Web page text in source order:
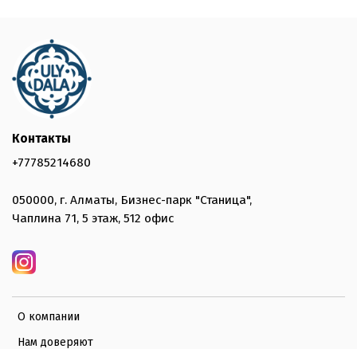
О компании
Нам доверяют
Контакты
+77785214680
050000, г. Алматы, Бизнес-парк "Станица",
Чаплина 71, 5 этаж, 512 офис